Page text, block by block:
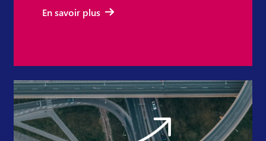
En savoir plus